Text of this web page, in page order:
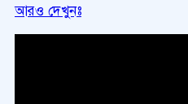
আরও দেখুনঃ